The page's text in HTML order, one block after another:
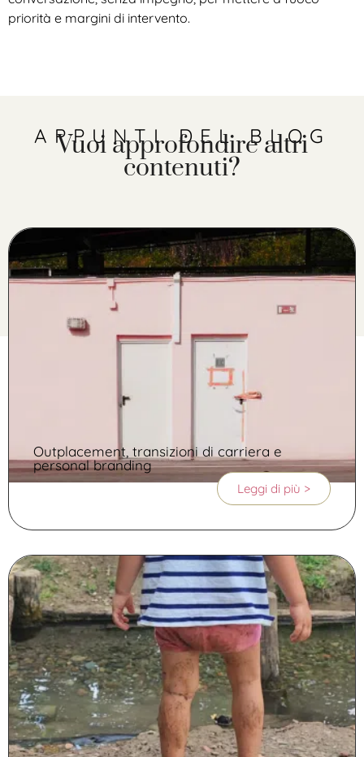
priorità e margini di intervento.
APPUNTI DEL BLOG
Vuoi approfondire altri
contenuti?
Outplacement, transizioni di carriera e
personal branding
Leggi di più >